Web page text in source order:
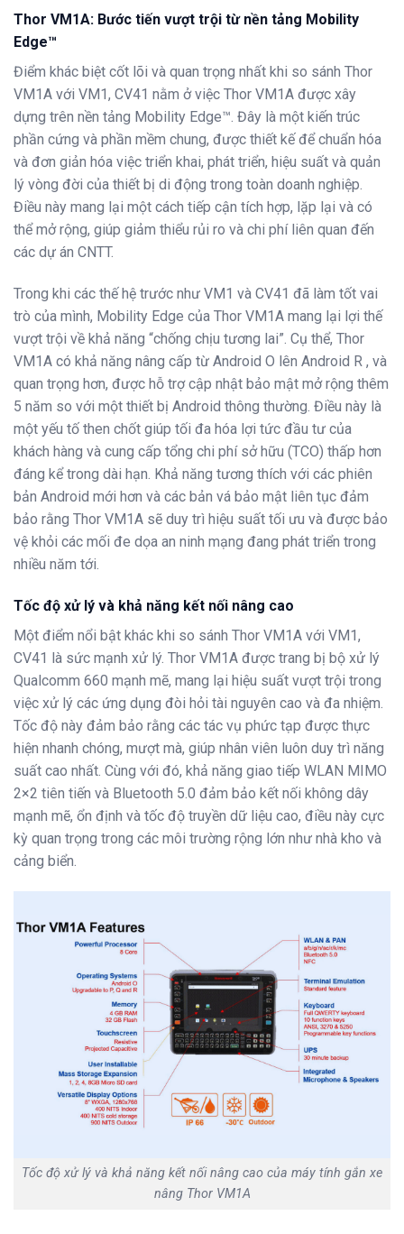
Thor VM1A: Bước tiến vượt trội từ nền tảng Mobility
Edge™
Điểm khác biệt cốt lõi và quan trọng nhất khi so sánh Thor
VM1A với VM1, CV41 nằm ở việc Thor VM1A được xây
dựng trên nền tảng Mobility Edge™. Đây là một kiến trúc
phần cứng và phần mềm chung, được thiết kế để chuẩn hóa
và đơn giản hóa việc triển khai, phát triển, hiệu suất và quản
lý vòng đời của thiết bị di động trong toàn doanh nghiệp.
Điều này mang lại một cách tiếp cận tích hợp, lặp lại và có
thể mở rộng, giúp giảm thiểu rủi ro và chi phí liên quan đến
các dự án CNTT.
Trong khi các thế hệ trước như VM1 và CV41 đã làm tốt vai
trò của mình, Mobility Edge của Thor VM1A mang lại lợi thế
vượt trội về khả năng “chống chịu tương lai”. Cụ thể, Thor
VM1A có khả năng nâng cấp từ Android O lên Android R , và
quan trọng hơn, được hỗ trợ cập nhật bảo mật mở rộng thêm
5 năm so với một thiết bị Android thông thường. Điều này là
một yếu tố then chốt giúp tối đa hóa lợi tức đầu tư của
khách hàng và cung cấp tổng chi phí sở hữu (TCO) thấp hơn
đáng kể trong dài hạn. Khả năng tương thích với các phiên
bản Android mới hơn và các bản vá bảo mật liên tục đảm
bảo rằng Thor VM1A sẽ duy trì hiệu suất tối ưu và được bảo
vệ khỏi các mối đe dọa an ninh mạng đang phát triển trong
nhiều năm tới.
Tốc độ xử lý và khả năng kết nối nâng cao
Một điểm nổi bật khác khi so sánh Thor VM1A với VM1,
CV41 là sức mạnh xử lý. Thor VM1A được trang bị bộ xử lý
Qualcomm 660 mạnh mẽ, mang lại hiệu suất vượt trội trong
việc xử lý các ứng dụng đòi hỏi tài nguyên cao và đa nhiệm.
Tốc độ này đảm bảo rằng các tác vụ phức tạp được thực
hiện nhanh chóng, mượt mà, giúp nhân viên luôn duy trì năng
suất cao nhất. Cùng với đó, khả năng giao tiếp WLAN MIMO
2×2 tiên tiến và Bluetooth 5.0 đảm bảo kết nối không dây
mạnh mẽ, ổn định và tốc độ truyền dữ liệu cao, điều này cực
kỳ quan trọng trong các môi trường rộng lớn như nhà kho và
cảng biển.
Tốc độ xử lý và khả năng kết nối nâng cao của máy tính gắn xe
nâng Thor VM1A